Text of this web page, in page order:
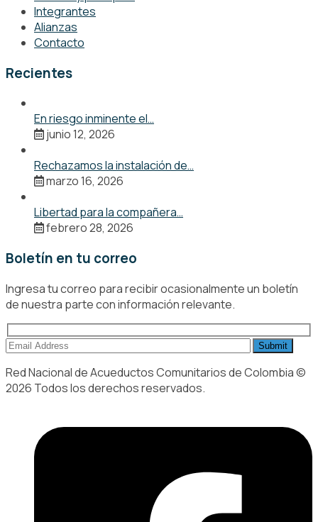
Integrantes
Alianzas
Contacto
Recientes
En riesgo inminente el…
junio 12, 2026
Rechazamos la instalación de…
marzo 16, 2026
Libertad para la compañera…
febrero 28, 2026
Boletín en tu correo
Ingresa tu correo para recibir ocasionalmente un boletín
de nuestra parte con información relevante.
Red Nacional de Acueductos Comunitarios de Colombia ©
2026 Todos los derechos reservados.